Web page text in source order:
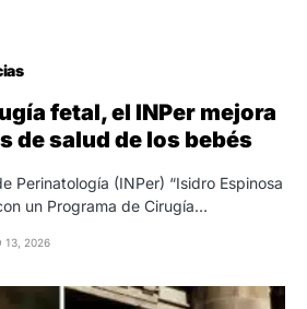
fetal, el INPer mejora
de salud de los bebés
Perinatología (INPer) “Isidro Espinosa
un Programa de Cirugía…
13, 2026